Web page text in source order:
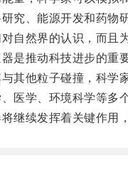
、能源开发和药物研
然界的认识，而且为
推动科技进步的重要
他粒子碰撞，科学家
学、环境科学等多个
续发挥着关键作用，